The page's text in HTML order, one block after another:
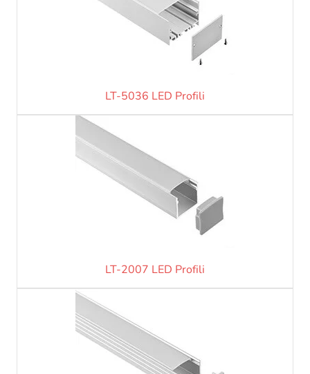
LT-5036 LED Profili
LT-2007 LED Profili